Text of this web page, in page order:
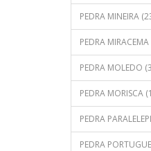
PEDRA MINEIRA
PEDRA
PEDRA MOLEDO
PEDRA MORISCA
PEDRA
PEDRA